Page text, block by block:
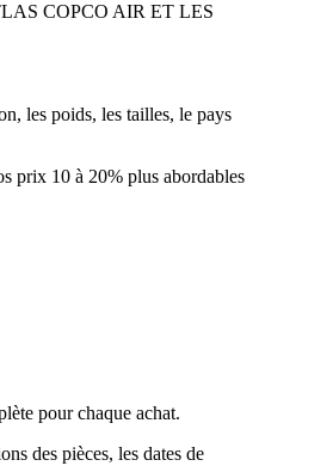
COPCO AIR ET LES
les poids, les tailles, le pays
prix 10 à 20% plus abordables
pour chaque achat.
des pièces, les dates de